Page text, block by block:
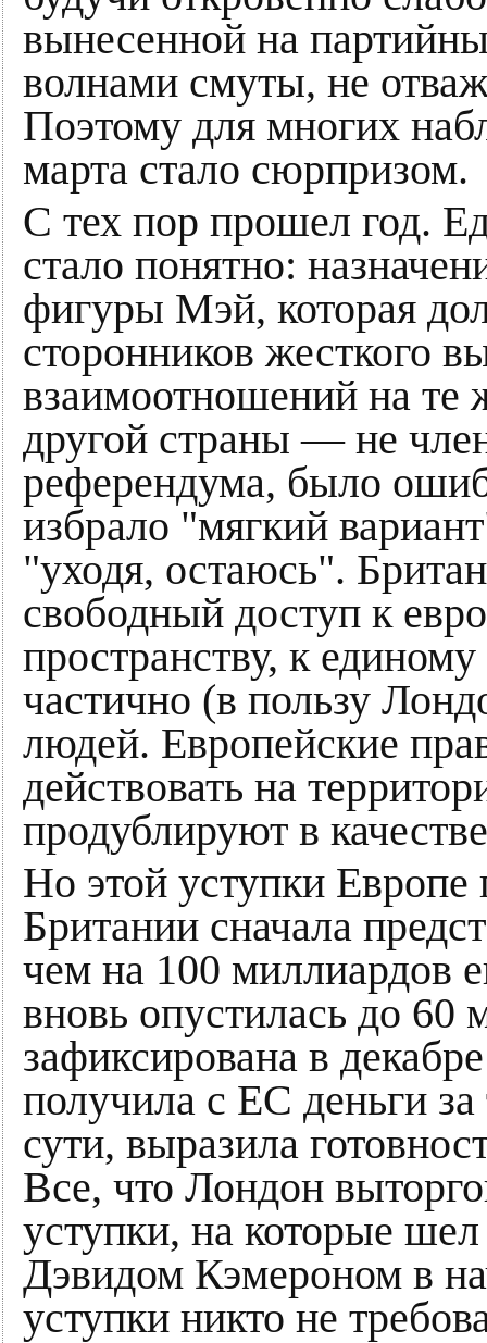
вынесенной на
волнами смуты, не
Поэтому для многих
марта стало сюрпризом.
С тех пор прошел год.
стало понятно:
фигуры Мэй, которая
сторонников жесткого
взаимоотношений на те
другой страны — не
референдума, было
избрало "мягкий
"уходя, остаюсь".
свободный доступ к
пространству, к
частично (в пользу
людей. Европейские
действовать на
продублируют в
Но этой уступки Европе
Британии сначала
чем на 100 миллиардов
вновь опустилась до 60
зафиксирована в
получила с ЕС деньги
сути, выразила
Все, что Лондон
уступки, на которые
Дэвидом Кэмероном в
уступки никто не